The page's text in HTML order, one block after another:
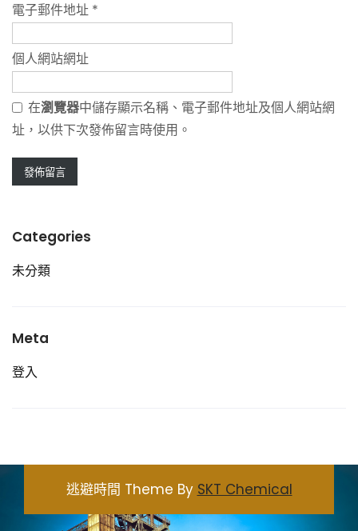
電子郵件地址 *
個人網站網址
在瀏覽器中儲存顯示名稱、電子郵件地址及個人網站網
址，以供下次發佈留言時使用。
Categories
未分類
Meta
登入
逃避時間 Theme By SKT Chemical